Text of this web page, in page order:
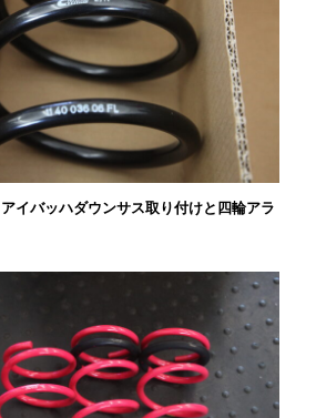
イバッハダウンサス取り付けと四輪アラ